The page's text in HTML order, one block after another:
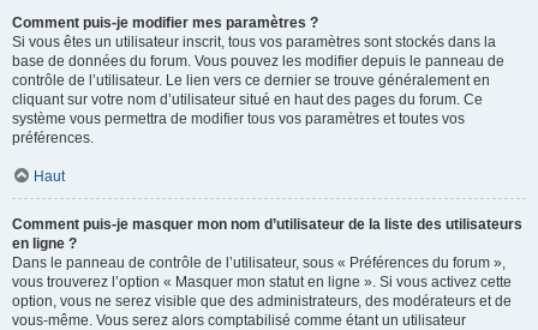
Comment puis-je modifier mes paramètres ?
Si vous êtes un utilisateur inscrit, tous vos paramètres sont stockés dans la
base de données du forum. Vous pouvez les modifier depuis le panneau de
contrôle de l’utilisateur. Le lien vers ce dernier se trouve généralement en
cliquant sur votre nom d’utilisateur situé en haut des pages du forum. Ce
système vous permettra de modifier tous vos paramètres et toutes vos
préférences.
Haut
Comment puis-je masquer mon nom d’utilisateur de la liste des utilisateurs
en ligne ?
Dans le panneau de contrôle de l’utilisateur, sous « Préférences du forum »,
vous trouverez l’option « Masquer mon statut en ligne ». Si vous activez cette
option, vous ne serez visible que des administrateurs, des modérateurs et de
vous-même. Vous serez alors comptabilisé comme étant un utilisateur